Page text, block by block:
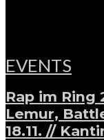
EVENTS
Rap im Ring
Lemur,
18.11. //